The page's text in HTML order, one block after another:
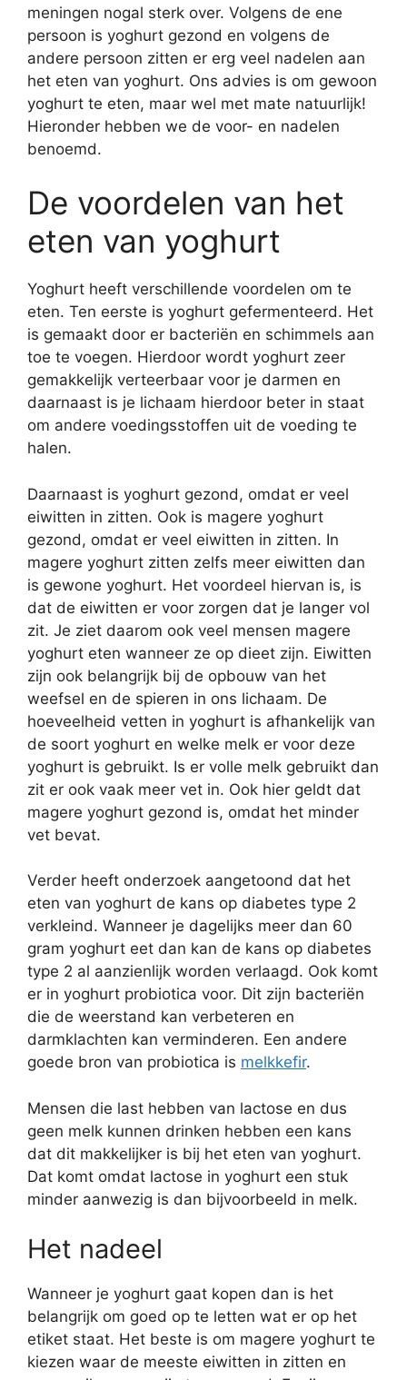
meningen nogal sterk over. Volgens de ene
persoon is yoghurt gezond en volgens de
andere persoon zitten er erg veel nadelen aan
het eten van yoghurt. Ons advies is om gewoon
yoghurt te eten, maar wel met mate natuurlijk!
Hieronder hebben we de voor- en nadelen
benoemd.
De voordelen van het
eten van yoghurt
Yoghurt heeft verschillende voordelen om te
eten. Ten eerste is yoghurt gefermenteerd. Het
is gemaakt door er bacteriën en schimmels aan
toe te voegen. Hierdoor wordt yoghurt zeer
gemakkelijk verteerbaar voor je darmen en
daarnaast is je lichaam hierdoor beter in staat
om andere voedingsstoffen uit de voeding te
halen.
Daarnaast is yoghurt gezond, omdat er veel
eiwitten in zitten. Ook is magere yoghurt
gezond, omdat er veel eiwitten in zitten. In
magere yoghurt zitten zelfs meer eiwitten dan
is gewone yoghurt. Het voordeel hiervan is, is
dat de eiwitten er voor zorgen dat je langer vol
zit. Je ziet daarom ook veel mensen magere
yoghurt eten wanneer ze op dieet zijn. Eiwitten
zijn ook belangrijk bij de opbouw van het
weefsel en de spieren in ons lichaam. De
hoeveelheid vetten in yoghurt is afhankelijk van
de soort yoghurt en welke melk er voor deze
yoghurt is gebruikt. Is er volle melk gebruikt dan
zit er ook vaak meer vet in. Ook hier geldt dat
magere yoghurt gezond is, omdat het minder
vet bevat.
Verder heeft onderzoek aangetoond dat het
eten van yoghurt de kans op diabetes type 2
verkleind. Wanneer je dagelijks meer dan 60
gram yoghurt eet dan kan de kans op diabetes
type 2 al aanzienlijk worden verlaagd. Ook komt
er in yoghurt probiotica voor. Dit zijn bacteriën
die de weerstand kan verbeteren en
darmklachten kan verminderen. Een andere
goede bron van probiotica is melkkefir.
Mensen die last hebben van lactose en dus
geen melk kunnen drinken hebben een kans
dat dit makkelijker is bij het eten van yoghurt.
Dat komt omdat lactose in yoghurt een stuk
minder aanwezig is dan bijvoorbeeld in melk.
Het nadeel
Wanneer je yoghurt gaat kopen dan is het
belangrijk om goed op te letten wat er op het
etiket staat. Het beste is om magere yoghurt te
kiezen waar de meeste eiwitten in zitten en